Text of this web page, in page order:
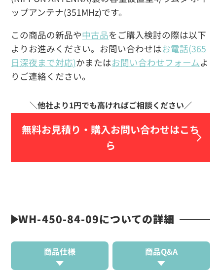
ップアンテナ(351MHz)です。
この商品の新品や中古品をご購入検討の際は以下
よりお進みください。お問い合わせはお電話(365
日深夜まで対応)かまたはお問い合わせフォームよ
りご連絡ください。
無料お見積り・ 購入お問い合わせはこち
ら
WH-450-84-09についての詳細
商品仕様 商品Q&A